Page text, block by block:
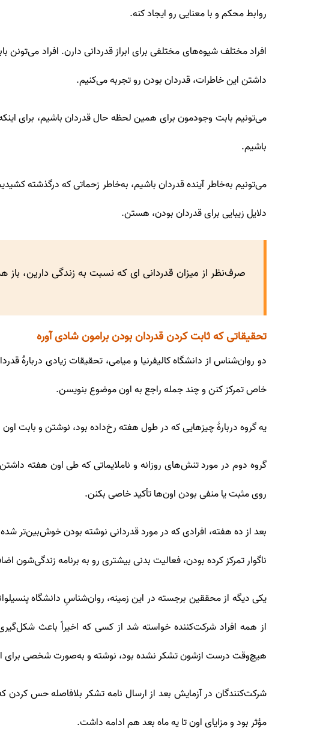
روابط محکم و با معنایی رو ایجاد کنه.
افراد مختلف شیوه‌های مختلفی برای ابراز قدردانی دارن. افراد
داشتن این خاطرات، قدردان بودن رو تجربه می‌کنیم.
می‌تونیم بابت وجودمون برای همین لحظه حال قدردان باشیم، برای
باشیم.
می‌تونیم به‌خاطر آینده قدردان باشیم، به‌خاطر زحماتی که درگذشته
دلایل زیبایی برای قدردان بودن، هستن.
صرف‌نظر از میزان قدردانی ای که نسبت به زندگی دارین،
تحقیقاتی که ثابت کردن قدردان بودن برامون شادی آوره
دو روان‌شناس از دانشگاه کالیفرنیا و میامی، تحقیقات زیادی
خاص تمرکز کنن و چند جمله‌ راجع به اون موضوع بنویسن.
یه گروه دربارۀ چیزهایی که در طول هفته رخ‌داده بود، نوشتن و بابت‌ اون
گروه دوم در مورد تنش‌های روزانه و ناملایماتی که طی اون هفته
روی مثبت یا منفی بودن اون‌ها تأکید خاصی بکنن.
بعد از ده هفته، افرادی که در مورد قدردانی نوشته بودن خوش‌بین‌تر
ناگوار تمرکز کرده بودن، فعالیت بدنی بیشتری رو به برنامه
از همه افراد شرکت‌کننده خواسته شد از کسی که اخیراً باعث
هیچ‌وقت درست ازشون تشکر نشده بود، نوشته و به‌صورت شخصی برای
شرکت‌کنندگان در آزمایش بعد از ارسال نامه تشکر بلافاصله حس کردن
مؤثر بود و مزایای اون تا یه ماه بعد هم ادامه داشت.